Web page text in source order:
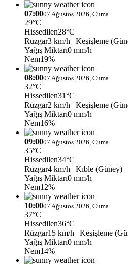
07:0007 Ağustos 2026, Cuma
29°C
Hissedilen28°C
Rüzgar3 km/h | Keşişleme
Yağış Miktarı0 mm/h
Nem19%
08:0007 Ağustos 2026, Cuma
32°C
Hissedilen31°C
Rüzgar2 km/h | Keşişleme
Yağış Miktarı0 mm/h
Nem16%
09:0007 Ağustos 2026, Cuma
35°C
Hissedilen34°C
Rüzgar4 km/h | Kıble (Güney)
Yağış Miktarı0 mm/h
Nem12%
10:0007 Ağustos 2026, Cuma
37°C
Hissedilen36°C
Rüzgar15 km/h | Keşişleme
Yağış Miktarı0 mm/h
Nem14%